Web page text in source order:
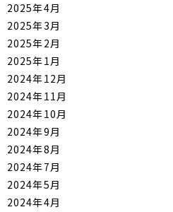
2025年4月
2025年3月
2025年2月
2025年1月
2024年12月
2024年11月
2024年10月
2024年9月
2024年8月
2024年7月
2024年5月
2024年4月